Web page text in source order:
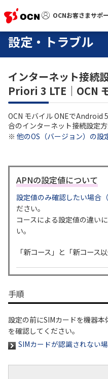
OCNお客さまサポ
OCNお客さまサポート
サポートトップ
サービス名から探す
よくあるご質問
工事・故障情報
各種ダウンロード
お問い合わせ
履歴・お気に入り
お知らせ
NTTドコモビジネスのお
OCN サービス一覧
設定・トラブル
インターネット接続
Priori 3 LTE｜OCN
OCN モバイル ONEでAndroid
合のインターネット接続設定方
※ 他のOS（バージョン）の設
APNの設定値について
設定値のみ確認したい場合
ださい。
コースによる設定値の違い
い。
「新コース」と「新コース
手順
設定の前にSIMカードを機器
を確認してください。
SIMカードが認識されない